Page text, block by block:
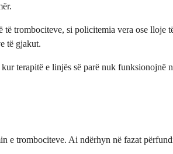
trombociteve, si policitemia vera ose
të gjakut.
terapitë e linjës së parë nuk
trombociteve. Ai ndërhyn në fazat